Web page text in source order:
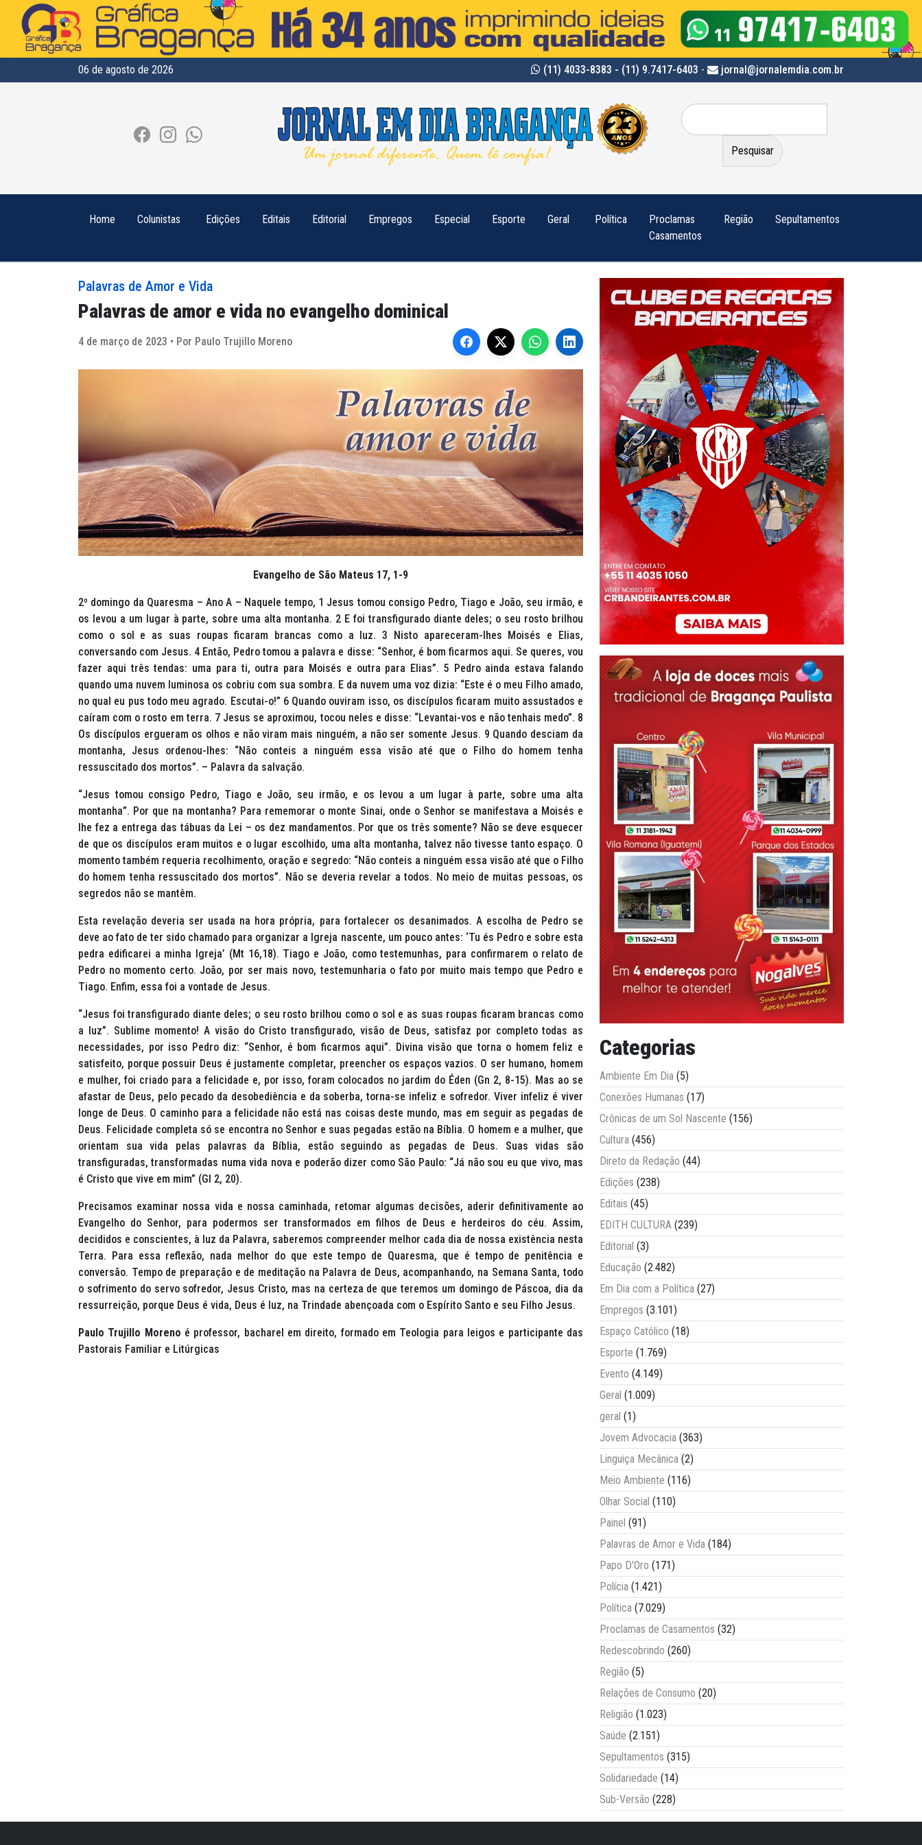
06 de agosto de 2026 (11) 4033-8383 - (11) 9.7417-6403 - jornal@jornalemdia.com.br
Pesquisar
por:
Home Colunistas Edições Editais Editorial Empregos Especial Esporte Geral Política
Proclamas
Casamentos
Região Sepultamentos
Palavras de Amor e Vida
Palavras de amor e vida no evangelho dominical
4 de março de 2023 • Por Paulo Trujillo Moreno
Evangelho de São Mateus 17, 1-9
2º domingo da Quaresma – Ano A – Naquele tempo, 1 Jesus tomou consigo Pedro, Tiago e João, seu irmão, e
os levou a um lugar à parte, sobre uma alta montanha. 2 E foi transfigurado diante deles; o seu rosto brilhou
como o sol e as suas roupas ficaram brancas como a luz. 3 Nisto apareceram-lhes Moisés e Elias,
conversando com Jesus. 4 Então, Pedro tomou a palavra e disse: “Senhor, é bom ficarmos aqui. Se queres, vou
fazer aqui três tendas: uma para ti, outra para Moisés e outra para Elias”. 5 Pedro ainda estava falando
quando uma nuvem luminosa os cobriu com sua sombra. E da nuvem uma voz dizia: “Este é o meu Filho amado,
no qual eu pus todo meu agrado. Escutai-o!” 6 Quando ouviram isso, os discípulos ficaram muito assustados e
caíram com o rosto em terra. 7 Jesus se aproximou, tocou neles e disse: “Levantai-vos e não tenhais medo”. 8
Os discípulos ergueram os olhos e não viram mais ninguém, a não ser somente Jesus. 9 Quando desciam da
montanha, Jesus ordenou-lhes: “Não conteis a ninguém essa visão até que o Filho do homem tenha
ressuscitado dos mortos”. – Palavra da salvação.
“Jesus tomou consigo Pedro, Tiago e João, seu irmão, e os levou a um lugar à parte, sobre uma alta
montanha”. Por que na montanha? Para rememorar o monte Sinai, onde o Senhor se manifestava a Moisés e
lhe fez a entrega das tábuas da Lei – os dez mandamentos. Por que os três somente? Não se deve esquecer
de que os discípulos eram muitos e o lugar escolhido, uma alta montanha, talvez não tivesse tanto espaço. O
momento também requeria recolhimento, oração e segredo: “Não conteis a ninguém essa visão até que o Filho
do homem tenha ressuscitado dos mortos”. Não se deveria revelar a todos. No meio de muitas pessoas, os
segredos não se mantêm.
Esta revelação deveria ser usada na hora própria, para fortalecer os desanimados. A escolha de Pedro se
deve ao fato de ter sido chamado para organizar a Igreja nascente, um pouco antes: ‘Tu és Pedro e sobre esta
pedra edificarei a minha Igreja’ (Mt 16,18). Tiago e João, como testemunhas, para confirmarem o relato de
Pedro no momento certo. João, por ser mais novo, testemunharia o fato por muito mais tempo que Pedro e
Tiago. Enfim, essa foi a vontade de Jesus.
“Jesus foi transfigurado diante deles; o seu rosto brilhou como o sol e as suas roupas ficaram brancas como
a luz”. Sublime momento! A visão do Cristo transfigurado, visão de Deus, satisfaz por completo todas as
necessidades, por isso Pedro diz: “Senhor, é bom ficarmos aqui”. Divina visão que torna o homem feliz e
satisfeito, porque possuir Deus é justamente completar, preencher os espaços vazios. O ser humano, homem
e mulher, foi criado para a felicidade e, por isso, foram colocados no jardim do Éden (Gn 2, 8-15). Mas ao se
afastar de Deus, pelo pecado da desobediência e da soberba, torna-se infeliz e sofredor. Viver infeliz é viver
longe de Deus. O caminho para a felicidade não está nas coisas deste mundo, mas em seguir as pegadas de
Deus. Felicidade completa só se encontra no Senhor e suas pegadas estão na Bíblia. O homem e a mulher, que
orientam sua vida pelas palavras da Bíblia, estão seguindo as pegadas de Deus. Suas vidas são
transfiguradas, transformadas numa vida nova e poderão dizer como São Paulo: “Já não sou eu que vivo, mas
é Cristo que vive em mim” (Gl 2, 20).
Precisamos examinar nossa vida e nossa caminhada, retomar algumas decisões, aderir definitivamente ao
Evangelho do Senhor, para podermos ser transformados em filhos de Deus e herdeiros do céu. Assim,
decididos e conscientes, à luz da Palavra, saberemos compreender melhor cada dia de nossa existência nesta
Terra. Para essa reflexão, nada melhor do que este tempo de Quaresma, que é tempo de penitência e
conversão. Tempo de preparação e de meditação na Palavra de Deus, acompanhando, na Semana Santa, todo
o sofrimento do servo sofredor, Jesus Cristo, mas na certeza de que teremos um domingo de Páscoa, dia da
ressurreição, porque Deus é vida, Deus é luz, na Trindade abençoada com o Espírito Santo e seu Filho Jesus.
Paulo Trujillo Moreno é professor, bacharel em direito, formado em Teologia para leigos e participante das
Pastorais Familiar e Litúrgicas
Categorias
Ambiente Em Dia (5)
Conexões Humanas (17)
Crônicas de um Sol Nascente (156)
Cultura (456)
Direto da Redação (44)
Edições (238)
Editais (45)
EDITH CULTURA (239)
Editorial (3)
Educação (2.482)
Em Dia com a Política (27)
Empregos (3.101)
Espaço Católico (18)
Esporte (1.769)
Evento (4.149)
Geral (1.009)
geral (1)
Jovem Advocacia (363)
Linguiça Mecânica (2)
Meio Ambiente (116)
Olhar Social (110)
Painel (91)
Palavras de Amor e Vida (184)
Papo D'Oro (171)
Polícia (1.421)
Política (7.029)
Proclamas de Casamentos (32)
Redescobrindo (260)
Região (5)
Relações de Consumo (20)
Religião (1.023)
Saúde (2.151)
Sepultamentos (315)
Solidariedade (14)
Sub-Versão (228)